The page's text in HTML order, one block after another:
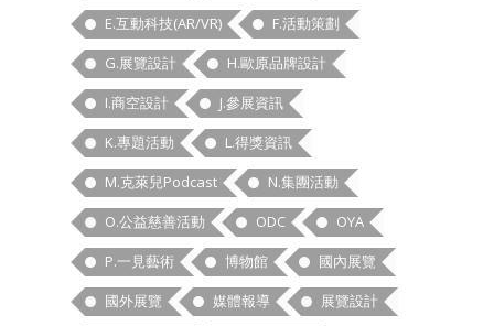
E.互動科技(AR/VR)
F.活動策劃
G.展覽設計
H.歐原品牌設計
I.商空設計
J.參展資訊
K.專題活動
L.得獎資訊
M.克萊兒Podcast
N.集團活動
O.公益慈善活動
ODC
OYA
P.一見藝術
博物館
國內展覽
國外展覽
媒體報導
展覽設計